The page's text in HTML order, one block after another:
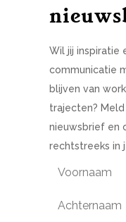
Wil jij inspiratie
communicatie
blijven van
trajecten?
nieuwsbrief en
rechtstreeks in